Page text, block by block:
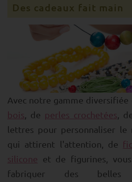
Des cadeaux fait main
Avec notre gamme
bois , de perles crochetées ,
lettres pour personnaliser le
qui attirent l'attention, de
silicone et de figurines,
fabriquer des